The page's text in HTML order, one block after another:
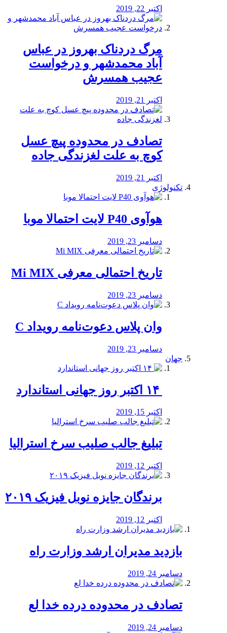
اکتبر 22, 2019
مرگ دردناک بهروز در عباس
آباد محمدشهر و درخواست
عجیب همسرش
اکتبر 21, 2019
تصادف در محدوده پیچ عسل
کوچ به علت لغزندگی جاده
اکتبر 21, 2019
تکنولوژی
هوآوی P40 لایت احتمالا موبا
دسامبر 23, 2019
تاریخ احتمالی معرفی Mi MIX
دسامبر 23, 2019
وان پلاس دعوت‌نامه رویداد C
دسامبر 23, 2019
جهان
اکتبر 15, 2019
تبلیغ جالب صلیب سرخ استرالیا
اکتبر 12, 2019
برندگان جایزه نوبل فیزیک ۲۰۱۹
اکتبر 12, 2019
بازدید مدیران ارشد وزارت راه
دسامبر 24, 2019
تصادف در محدوده درده خدا لع
دسامبر 24, 2019